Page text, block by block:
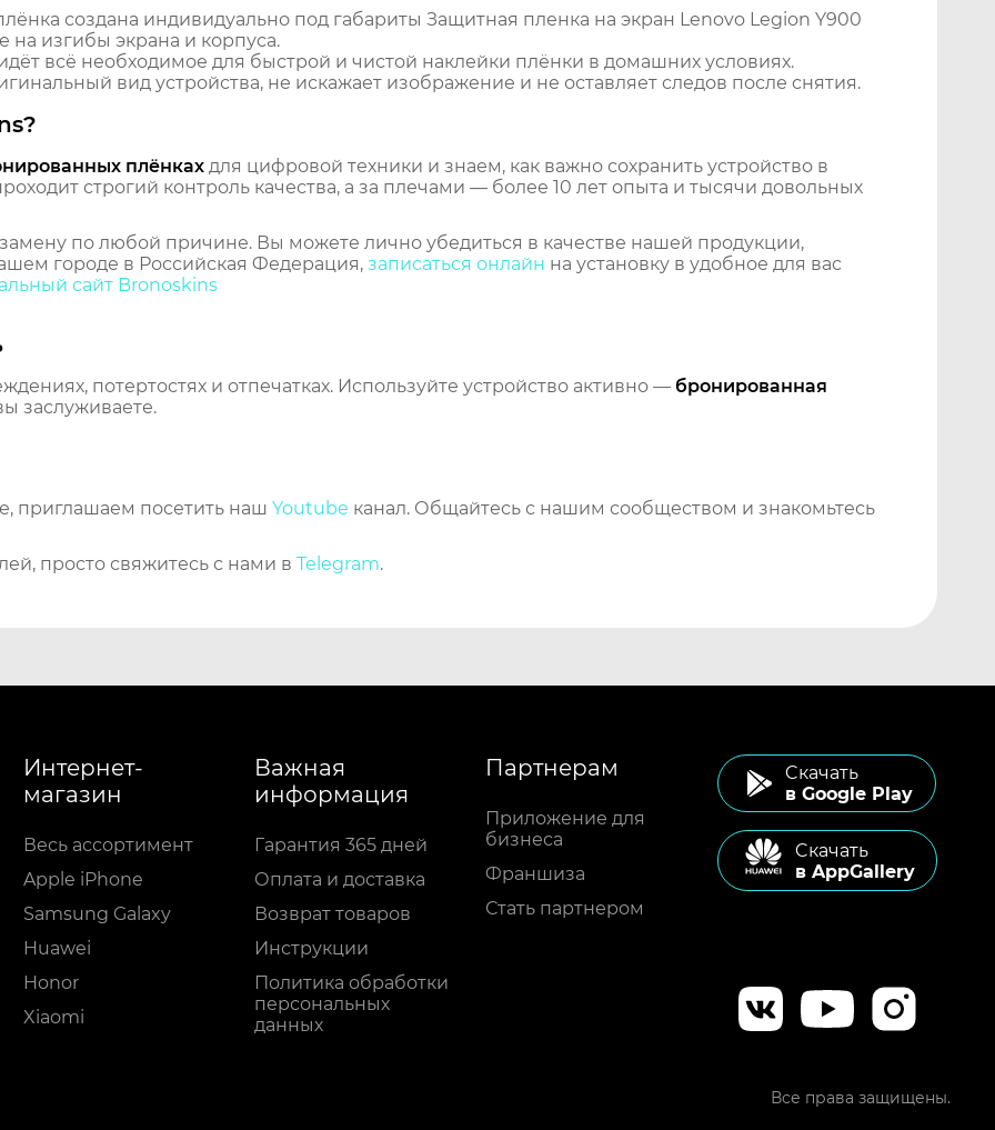
создана индивидуально под габариты Защитная пленка на экран Lenovo Legion Y900
на изгибы экрана и корпуса.
всё необходимое для быстрой и чистой наклейки плёнки в домашних условиях.
вид устройства, не искажает изображение и не оставляет следов после снятия.
плёнках для цифровой техники и знаем, как важно сохранить устройство в
строгий контроль качества, а за плечами — более 10 лет опыта и тысячи довольных
по любой причине. Вы можете лично убедиться в качестве нашей продукции,
городе в Российская Федерация, записаться онлайн на установку в удобное для вас
сайт Bronoskins
потертостях и отпечатках. Используйте устройство активно — бронированная
заслуживаете.
приглашаем посетить наш Youtube канал. Общайтесь с нашим сообществом и знакомьтесь
просто свяжитесь с нами в Telegram.
Интернет-
магазин
Весь ассортимент
Apple iPhone
Samsung Galaxy
Huawei
Honor
Xiaomi
Важная
информация
Гарантия 365 дней
Оплата и доставка
Возврат товаров
Инструкции
Политика обработки
персональных
данных
Партнерам
Приложение для
бизнеса
Франшиза
Стать партнером
Cкачать
в Google Play
Cкачать
в AppGallery
Все права защищены.